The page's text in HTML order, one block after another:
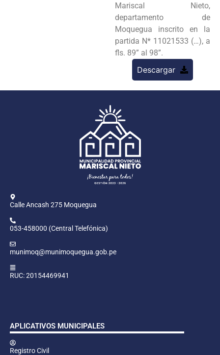
Mariscal Nieto,
departamento de
Moquegua inscrito en la
partida N* 11021533 (…), a
fls. 89” al 98”.
Descargar
Calle Ancash 275 Moquegua
053-458000 (Central Telefónica)
munimoq@munimoquegua.gob.pe
RUC: 20154469941
APLICATIVOS MUNICIPALES
Registro Civil